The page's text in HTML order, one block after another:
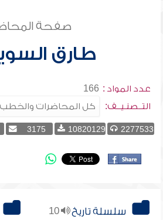
صفحة
طارق
عدد المواد : 166
التــصنـيــف:
2277533
10820129
3175
10
سلسلة تاريخ